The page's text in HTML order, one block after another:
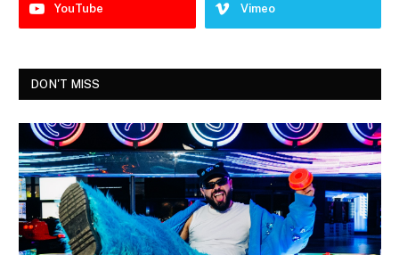
YouTube Vimeo
DON'T MISS